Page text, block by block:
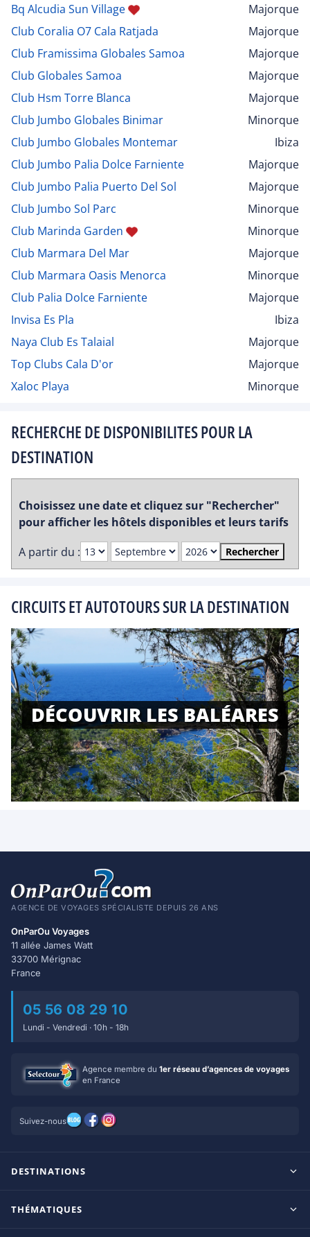
Bq Alcudia Sun Village
Majorque
Club Coralia O7 Cala Ratjada
Majorque
Club Framissima Globales Samoa
Majorque
Club Globales Samoa
Majorque
Club Hsm Torre Blanca
Majorque
Club Jumbo Globales Binimar
Minorque
Club Jumbo Globales Montemar
Ibiza
Club Jumbo Palia Dolce Farniente
Majorque
Club Jumbo Palia Puerto Del Sol
Majorque
Club Jumbo Sol Parc
Minorque
Club Marinda Garden
Minorque
Club Marmara Del Mar
Majorque
Club Marmara Oasis Menorca
Minorque
Club Palia Dolce Farniente
Majorque
Invisa Es Pla
Ibiza
Naya Club Es Talaial
Majorque
Top Clubs Cala D'or
Majorque
Xaloc Playa
Minorque
RECHERCHE DE DISPONIBILITES POUR LA
DESTINATION
Choisissez une date et cliquez sur "Rechercher"
pour afficher les hôtels disponibles et leurs tarifs
A partir du :
Rechercher
CIRCUITS ET AUTOTOURS SUR LA DESTINATION
DÉCOUVRIR LES BALÉARES
AGENCE DE VOYAGES SPÉCIALISTE DEPUIS 26 ANS
OnParOu Voyages
11 allée James Watt
33700 Mérignac
France
05 56 08 29 10
Lundi - Vendredi · 10h - 18h
Agence membre du 1er réseau d’agences de voyages
en France
Suivez-nous
DESTINATIONS
THÉMATIQUES